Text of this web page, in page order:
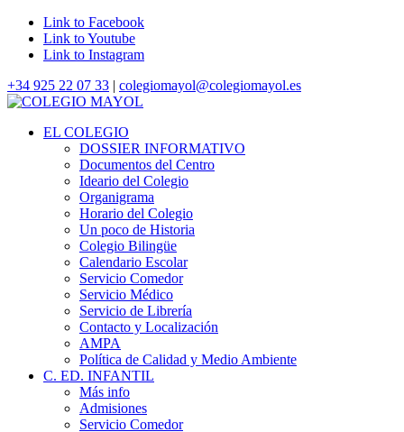
Link to Facebook
Link to Youtube
Link to Instagram
+34 925 22 07 33 | colegiomayol@colegiomayol.es
EL COLEGIO
DOSSIER INFORMATIVO
Documentos del Centro
Ideario del Colegio
Organigrama
Horario del Colegio
Un poco de Historia
Colegio Bilingüe
Calendario Escolar
Servicio Comedor
Servicio Médico
Servicio de Librería
Contacto y Localización
AMPA
Política de Calidad y Medio Ambiente
C. ED. INFANTIL
Más info
Admisiones
Servicio Comedor